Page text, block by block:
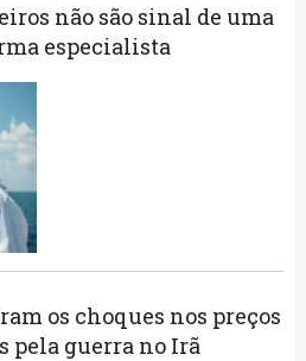
não são sinal de uma
especialista
os choques nos preços
​​pela guerra no Irã